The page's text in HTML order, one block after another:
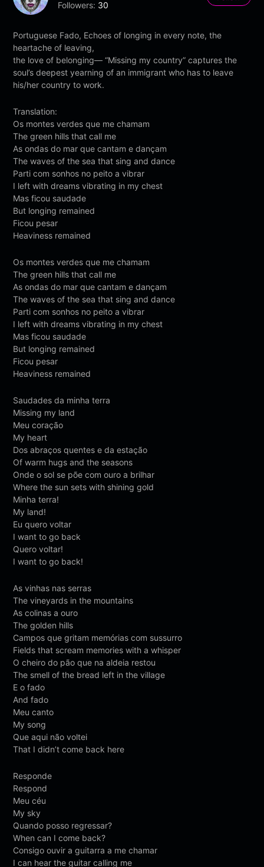
Followers: 30
Portuguese Fado, Echoes of longing in every note, the
heartache of leaving,
the love of belonging— “Missing my country” captures the
soul’s deepest yearning of an immigrant who has to leave
his/her country to work.
Translation:
Os montes verdes que me chamam
The green hills that call me
As ondas do mar que cantam e dançam
The waves of the sea that sing and dance
Parti com sonhos no peito a vibrar
I left with dreams vibrating in my chest
Mas ficou saudade
But longing remained
Ficou pesar
Heaviness remained
Os montes verdes que me chamam
The green hills that call me
As ondas do mar que cantam e dançam
The waves of the sea that sing and dance
Parti com sonhos no peito a vibrar
I left with dreams vibrating in my chest
Mas ficou saudade
But longing remained
Ficou pesar
Heaviness remained
Saudades da minha terra
Missing my land
Meu coração
My heart
Dos abraços quentes e da estação
Of warm hugs and the seasons
Onde o sol se põe com ouro a brilhar
Where the sun sets with shining gold
Minha terra!
My land!
Eu quero voltar
I want to go back
Quero voltar!
I want to go back!
As vinhas nas serras
The vineyards in the mountains
As colinas a ouro
The golden hills
Campos que gritam memórias com sussurro
Fields that scream memories with a whisper
O cheiro do pão que na aldeia restou
The smell of the bread left in the village
E o fado
And fado
Meu canto
My song
Que aqui não voltei
That I didn’t come back here
Responde
Respond
Meu céu
My sky
Quando posso regressar?
When can I come back?
Consigo ouvir a guitarra a me chamar
I can hear the guitar calling me